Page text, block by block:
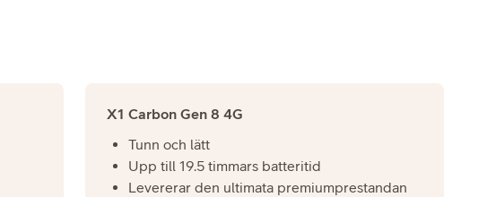
X1 Carbon Gen 8 4G
Tunn och lätt
Upp till 19.5 timmars batteritid
Levererar den ultimata premiumprestandan